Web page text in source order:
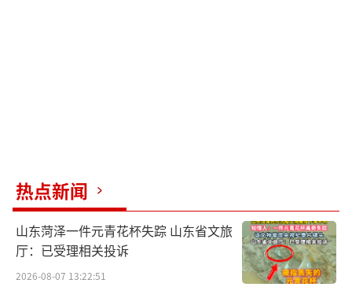
热点新闻
山东菏泽一件元青花杯失踪 山东省文旅
厅：已受理相关投诉
2026-08-07 13:22:51